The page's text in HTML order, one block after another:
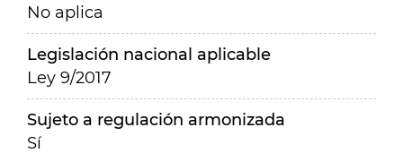
No aplica
Legislación nacional aplicable
Ley 9/2017
Sujeto a regulación armonizada
Sí